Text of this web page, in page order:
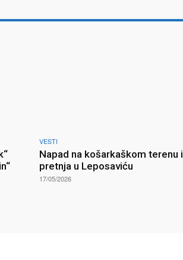
VESTI
Napad na košarkaškom terenu i
pretnja u Leposaviću
17/05/2026